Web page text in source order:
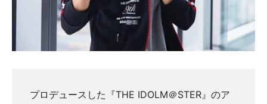
プロデュースした『THE IDOLM＠STER』のア